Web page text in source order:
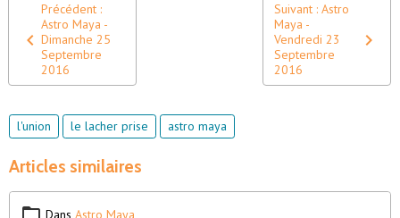
Précédent :
Astro Maya -
Dimanche 25
Septembre
2016
Suivant : Astro
Maya -
Vendredi 23
Septembre
2016
l'union le lacher prise astro maya
Articles similaires
Dans Astro Maya